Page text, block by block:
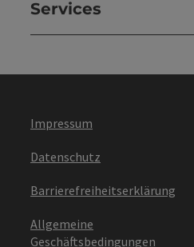
Services
Impressum
Datenschutz
Barrierefreiheitserklärung
Allgemeine
Geschäftsbedingungen